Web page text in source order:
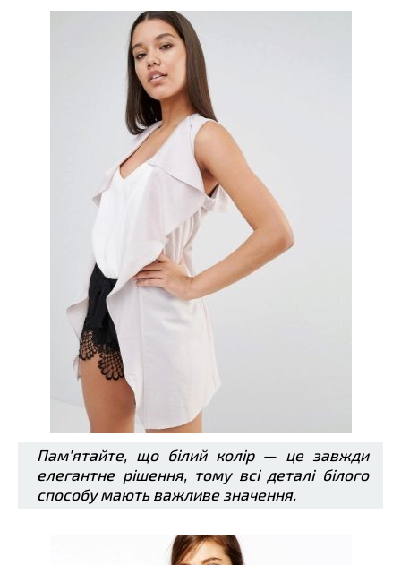
Пам'ятайте, що білий колір — це завжди
елегантне рішення, тому всі деталі білого
способу мають важливе значення.